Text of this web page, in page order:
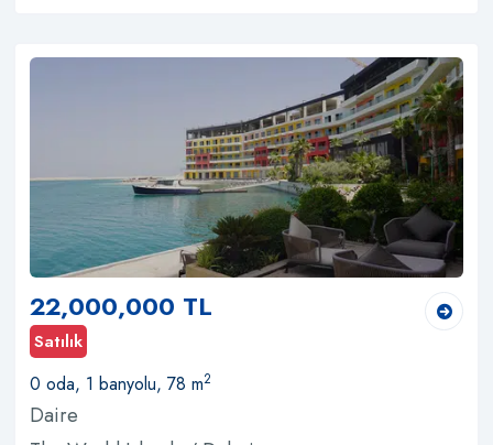
22,000,000 TL
Satılık
0 oda, 1 banyolu, 78 m2
Daire